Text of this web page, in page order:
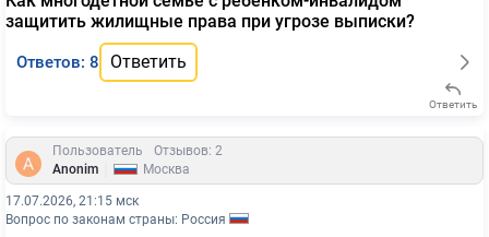
защитить жилищные права при угрозе выписки?
Ответов: 8 Ответить
Ответить
Пользователь
Отзывов: 2
Anonim
Москва
17.07.2026, 21:15 мск
Вопрос по законам страны: Россия